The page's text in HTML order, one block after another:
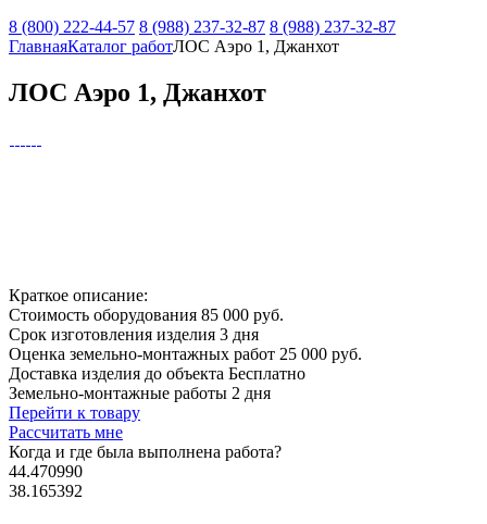
8 (800) 222-44-57 8 (988) 237-32-87 8 (988) 237-32-87
ГлавнаяКаталог работЛОС Аэро 1, Джанхот
ЛОС Аэро 1, Джанхот
Краткое описание:
Стоимость оборудования 85 000 руб.
Срок изготовления изделия 3 дня
Оценка земельно-монтажных работ 25 000 руб.
Доставка изделия до объекта Бесплатно
Земельно-монтажные работы 2 дня
Перейти к товару
Рассчитать мне
Когда и где была выполнена работа?
44.470990
38.165392